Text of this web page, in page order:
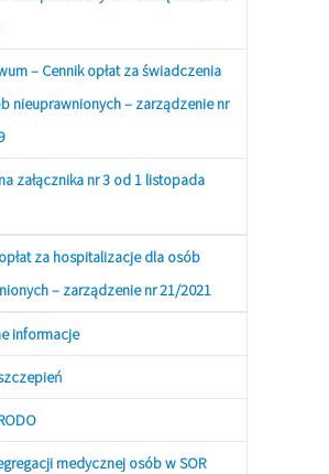
– Cennik opłat za świadczenia
nieuprawnionych – zarządzenie nr
załącznika nr 3 od 1 listopada
za hospitalizacje dla osób
– zarządzenie nr 21/2021
informacje
medycznej osób w SOR